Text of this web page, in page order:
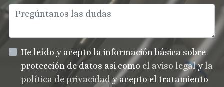
He leído y acepto la información básica sobre
protección de datos asi como el aviso legalyla
política de privacidady acepto el tratamiento